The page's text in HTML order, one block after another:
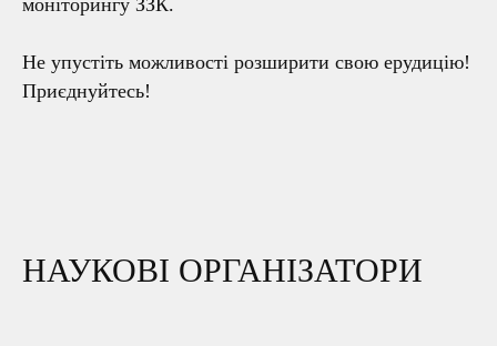
моніторингу ЗЗК.
Не упустіть можливості розширити свою ерудицію!
Приєднуйтесь!
НАУКОВІ ОРГАНІЗАТОРИ